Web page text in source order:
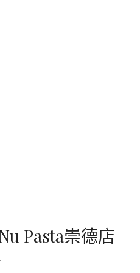
Pasta崇德店